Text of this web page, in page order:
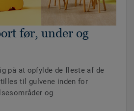
før, under og
på at opfylde de fleste af de
til gulvene inden for
og